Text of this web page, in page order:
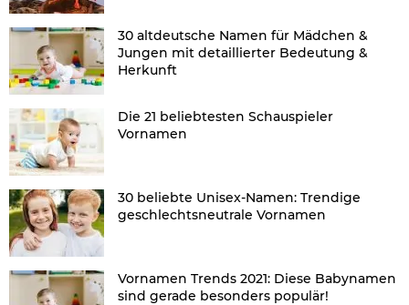
30 altdeutsche Namen für Mädchen &
Jungen mit detaillierter Bedeutung &
Herkunft
Die 21 beliebtesten Schauspieler
Vornamen
30 beliebte Unisex-Namen: Trendige
geschlechtsneutrale Vornamen
Vornamen Trends 2021: Diese Babynamen
sind gerade besonders populär!